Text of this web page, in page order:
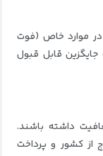
در موارد خاص (فوت
جایگزین قابل قبول
معافیت داشته باشند.
از کشور و پرداخت